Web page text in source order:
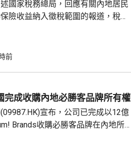
國家稅務總局，回應有關內地居民
險收益納入徵稅範圍的報道，稅務
，境外保險收益也屬於應納稅所得
，包括保險收益在內，應依法繳納
，是國際通行做法，亦是中國個人
施以來，一直堅持的基本原則...
前
完成收購內地必勝客品牌所有權
宣布，公司已完成以12億
Brands收購必勝客品牌在內地所